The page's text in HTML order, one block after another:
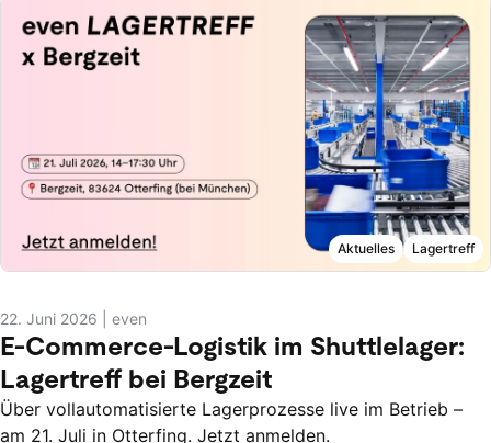
Aktuelles Lagertreff
22. Juni 2026 even
E-Commerce-Logistik im Shuttlelager:
Lagertreff bei Bergzeit
Über vollautomatisierte Lagerprozesse live im Betrieb –
am 21. Juli in Otterfing. Jetzt anmelden.